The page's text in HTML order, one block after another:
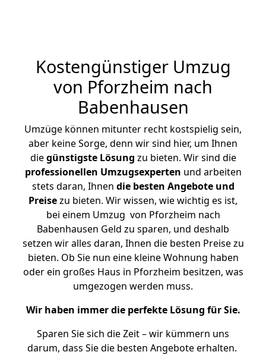
Kostengünstiger Umzug
von Pforzheim nach
Babenhausen
Umzüge können mitunter recht kostspielig sein,
aber keine Sorge, denn wir sind hier, um Ihnen
diegünstigste Lösung zu bieten. Wir sind die
professionellen Umzugsexperten und arbeiten
stets daran, Ihnen die besten Angebote und
Preisezu bieten. Wir wissen, wie wichtig es ist,
bei einem Umzug von Pforzheim nach
Babenhausen Geld zu sparen, und deshalb
setzen wir alles daran, Ihnen die besten Preise zu
bieten. Ob Sie nun eine kleine Wohnung haben
oder ein großes Haus in Pforzheim besitzen, was
umgezogen werden muss.
Wir haben immer die perfekte Lösung für Sie.
Sparen Sie sich die Zeit – wir kümmern uns
darum, dass Sie die besten Angebote erhalten.